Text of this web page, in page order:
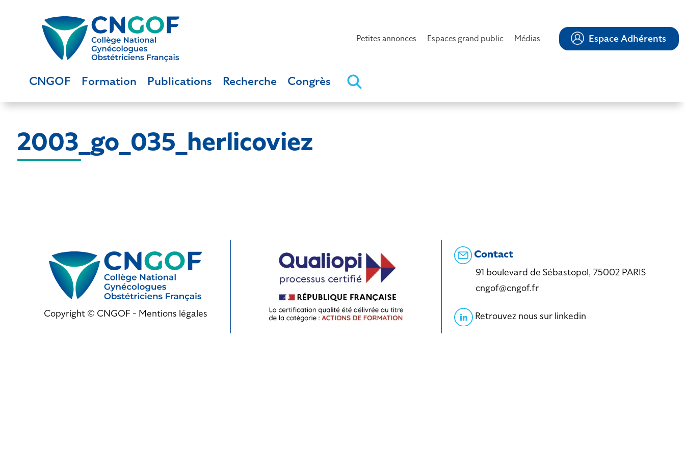
Petites annonces Espaces grand public Médias Espace Adhérents
CNGOF Formation Publications Recherche Congrès
2003_go_035_herlicoviez
Copyright © CNGOF - Mentions légales
Contact
91 boulevard de Sébastopol, 75002 PARIS
cngof@cngof.fr
Retrouvez nous sur linkedin